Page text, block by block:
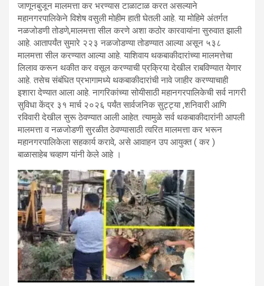
जाणूनबुजून मालमत्ता कर भरण्यास टाळाटाळ करत असल्याने
महानगरपालिकेने विशेष वसुली मोहीम हाती घेतली आहे. या मोहिमे अंतर्गत
नळजोडणी तोडणे,मालमत्ता सील करणे अशा कठोर कारवायांना सुरुवात झाली
आहे. आतापर्यंत सुमारे २२३ नळजोडण्या तोडण्यात आल्या असून ५३८
मालमत्ता सील करण्यात आल्या आहे. याशिवाय थकबाकीदारांच्या मालमत्तेचा
लिलाव करून थकीत कर वसूल करण्याची प्रक्रिया देखील राबविण्यात येणार
आहे. तसेच संबंधित प्रभागामध्ये थकबाकीदारांची नावे जाहीर करण्याचाही
इशारा देण्यात आला आहे. नागरिकांच्या सोयीसाठी महानगरपालिकेची सर्व नागरी
सुविधा केंद्र ३१ मार्च २०२६ पर्यंत सार्वजनिक सुट्ट्या ,शनिवारी आणि
रविवारी देखील सुरू ठेवण्यात आली आहेत. त्यामुळे सर्व थकबाकीदारांनी आपली
मालमत्ता व नळजोडणी सुरळीत ठेवण्यासाठी त्वरित मालमत्ता कर भरून
महानगरपालिकेला सहकार्य करावे, असे आवाहन उप आयुक्त ( कर )
बाळासाहेब चव्हाण यांनी केले आहे ।